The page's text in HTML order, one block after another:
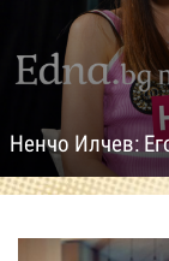
Ненчо Илчев: